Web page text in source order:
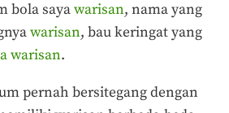
bola sayawarisan, nama yang
warisan, bau keringat yang
warisan.
pernah bersitegang dengan